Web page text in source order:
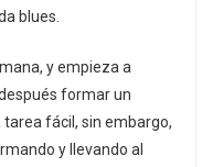
blues.
y empieza a
formar un
fácil, sin embargo,
y llevando al